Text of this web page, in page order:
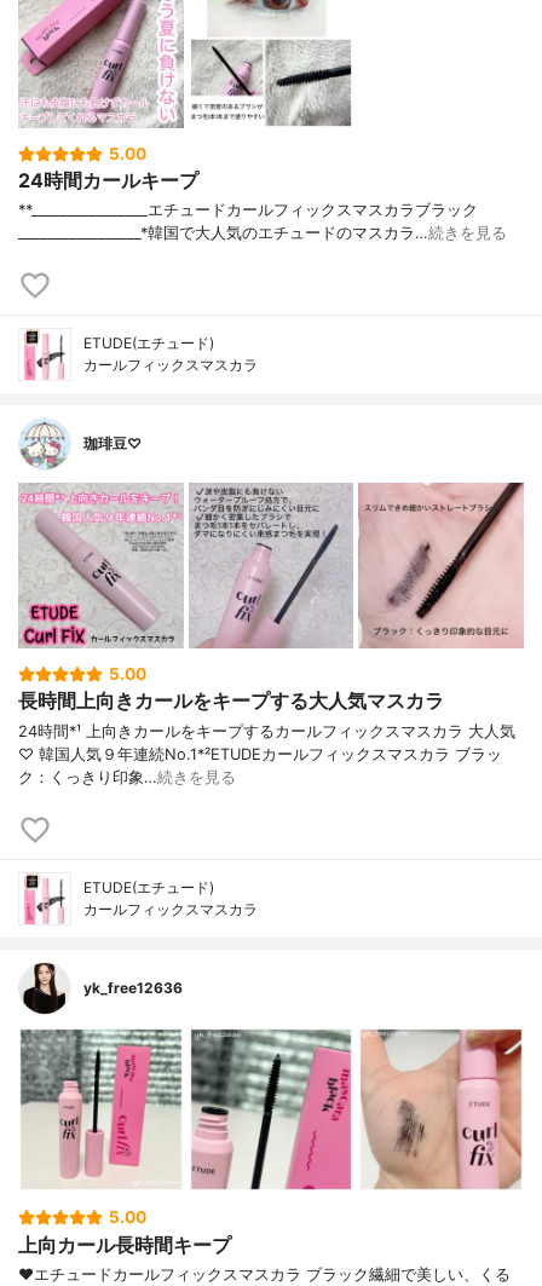
5.00
24時間カールキープ
**⁡________________⁡エチュード⁡カールフィックスマスカラブラック
⁡_________________⁡⁡*韓国で大人気のエチュードのマスカラ…続きを見る
ETUDE(エチュード)
カールフィックスマスカラ
珈琲豆♡
5.00
長時間上向きカールをキープする大人気マスカラ
24時間*¹ 上向きカールをキープするカールフィックスマスカラ 大人気
♡ 韓国人気９年連続No.1*²ETUDEカールフィックスマスカラ ブラッ
ク：くっきり印象…続きを見る
ETUDE(エチュード)
カールフィックスマスカラ
yk_free12636
5.00
上向カール長時間キープ
❤︎エチュードカールフィックスマスカラ ブラック繊細で美しい、くる